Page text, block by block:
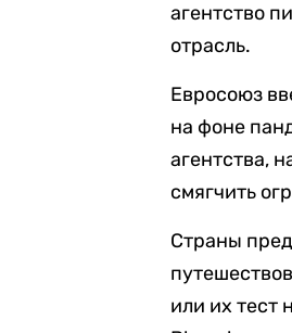
агентство
отрасль.
Евросоюз
на фоне
агентства,
смягчить
Страны
или их тест